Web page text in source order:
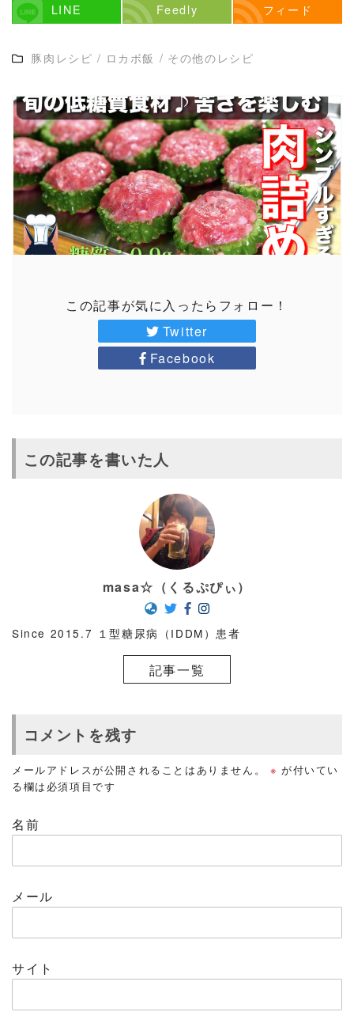
LINE
Feedly フィード
豚肉レシピ / ロカボ飯 / その他のレシピ
この記事が気に入ったらフォロー！
Twitter
Facebook
この記事を書いた人
masa☆（くるぷぴぃ）
Since 2015.7 １型糖尿病（IDDM）患者
記事一覧
コメントを残す
メールアドレスが公開されることはありません。 ※ が付いてい
る欄は必須項目です
名前
メール
サイト